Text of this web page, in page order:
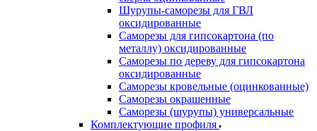
Шурупы-саморезы для ГВЛ
оксидированные
Саморезы для гипсокартона (по
металлу) оксидированные
Саморезы по дереву для гипсокартона
оксидированные
Саморезы кровельные (оцинкованные)
Саморезы окрашенные
Саморезы (шурупы) универсальные
Комплектующие профиля